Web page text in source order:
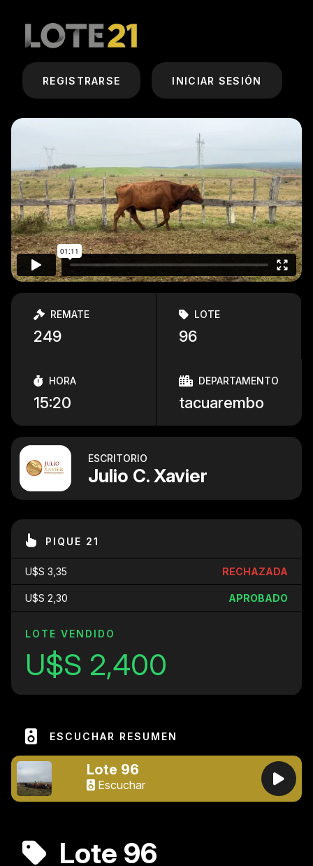
REGISTRARSE INICIAR SESIÓN
REMATE
249
LOTE
96
HORA
15:20
DEPARTAMENTO
tacuarembo
ESCRITORIO
Julio C. Xavier
PIQUE 21
U$S 3,35 RECHAZADA
U$S 2,30 APROBADO
LOTE VENDIDO
U$S 2,400
ESCUCHAR RESUMEN
Lote 96
Escuchar
Lote 96